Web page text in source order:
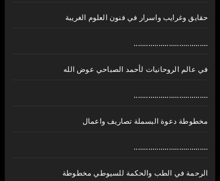
حقايق وغرايب واسرار في فنون العلوم الغريبة
....................................
في عالم الروحانيات لأحمد الصباحي عوض الله
....................................
مخطوطة دعوة البسملة تصاريف واعمال
....................................
الرحمة في الطب والحكمة للسيوطي مخطوطة